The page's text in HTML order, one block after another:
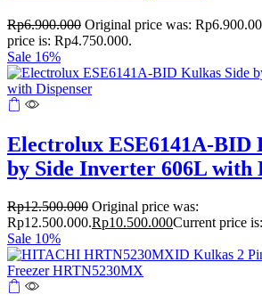
Rp6.900.000 Original price was:
price is: Rp4.750.000.
Sale 16%
Electrolux ESE6141A-BID
by Side Inverter 606L with
Rp12.500.000 Original price was:
Rp12.500.000.Rp10.500.000Current price
Sale 10%